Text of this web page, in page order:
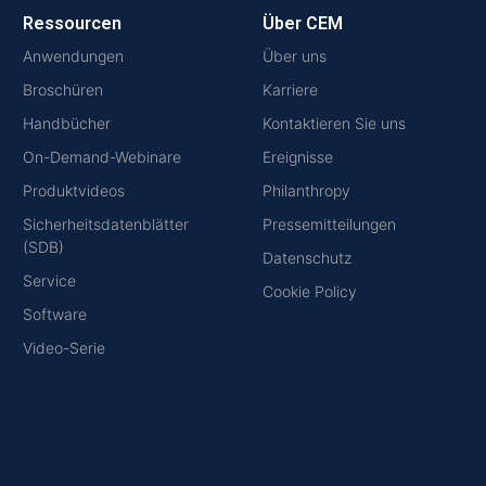
Ressourcen
Anwendungen
Broschüren
Handbücher
On-Demand-Webinare
Produktvideos
Sicherheitsdatenblätter
(SDB)
Service
Software
Video-Serie
Über CEM
Über uns
Karriere
Kontaktieren Sie uns
Ereignisse
Philanthropy
Pressemitteilungen
Datenschutz
Cookie Policy